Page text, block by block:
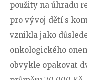
použity na úhradu
pro vývoj dětí s
vznikla jako
onkologického
obvykle opakovat